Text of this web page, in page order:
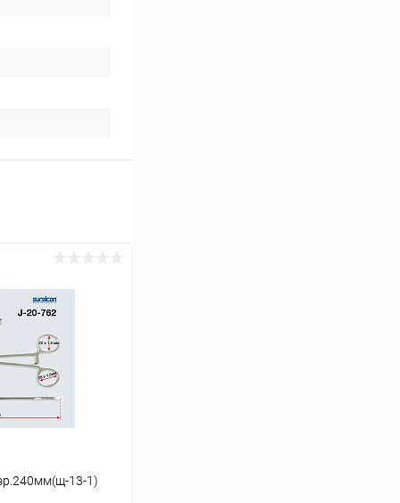
13-1)